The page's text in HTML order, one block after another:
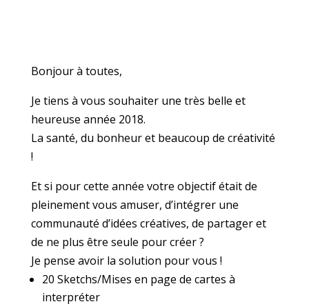
Bonjour à toutes,
Je tiens à vous souhaiter une très belle et
heureuse année 2018.
La santé, du bonheur et beaucoup de créativité
!
Et si pour cette année votre objectif était de
pleinement vous amuser, d’intégrer une
communauté d’idées créatives, de partager et
de ne plus être seule pour créer ?
Je pense avoir la solution pour vous !
20 Sketchs/Mises en page de cartes à
interpréter